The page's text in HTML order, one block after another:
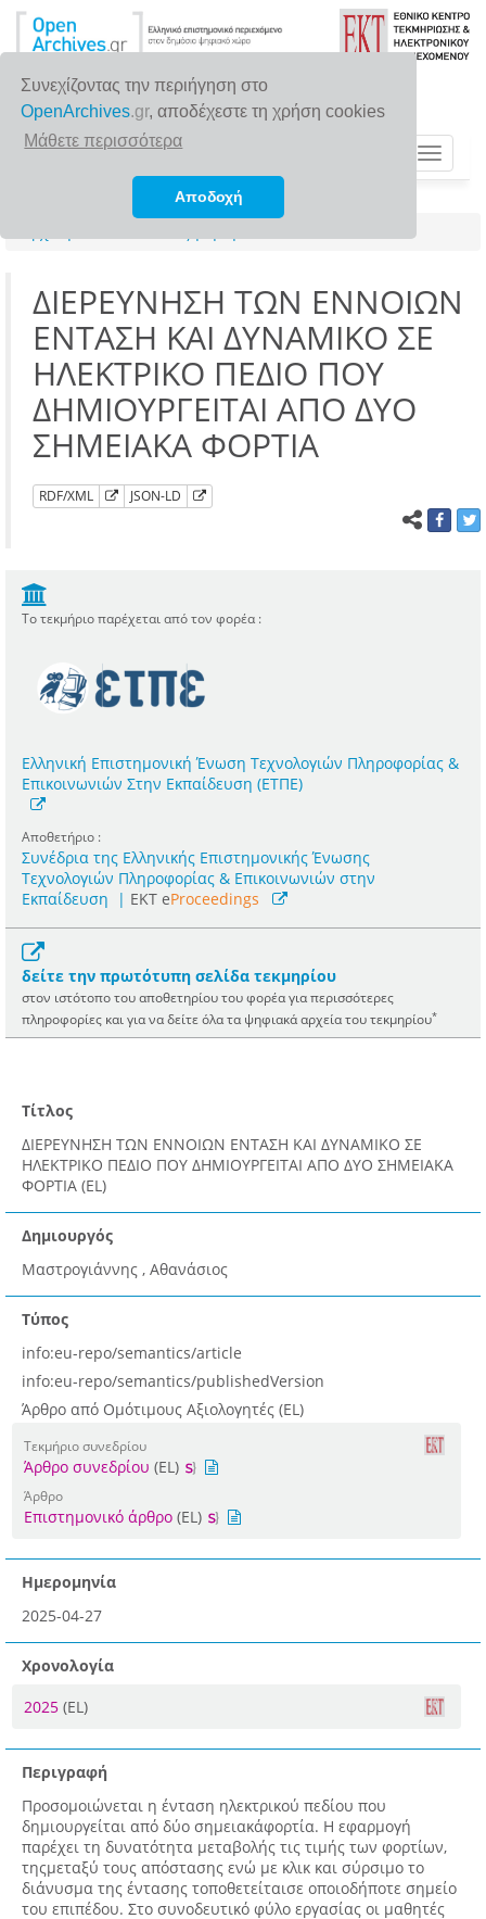
Συνεχίζοντας την περιήγηση στο
OpenArchives.gr, αποδέχεστε τη χρήση cookies
Μάθετε περισσότερα
Αποδοχή
Toggle
ΔΙΕΡΕΥΝΗΣΗ ΤΩΝ ΕΝΝΟΙΩΝ
ΕΝΤΑΣΗ ΚΑΙ ΔΥΝΑΜΙΚΟ ΣΕ
ΗΛΕΚΤΡΙΚΟ ΠΕΔΙΟ ΠΟΥ
ΔΗΜΙΟΥΡΓΕΙΤΑΙ ΑΠΟ ΔΥΟ
ΣΗΜΕΙΑΚΑ ΦΟΡΤΙΑ
RDF/XML JSON-LD
Το τεκμήριο παρέχεται από τον φορέα :
Ελληνική Επιστημονική Ένωση Τεχνολογιών Πληροφορίας &
Επικοινωνιών Στην Εκπαίδευση (ΕΤΠΕ)
Αποθετήριο :
Συνέδρια της Ελληνικής Επιστημονικής Ένωσης
Τεχνολογιών Πληροφορίας & Επικοινωνιών στην
Εκπαίδευση
| ΕΚΤ eProceedings
δείτε την πρωτότυπη σελίδα τεκμηρίου
στον ιστότοπο του αποθετηρίου του φορέα για περισσότερες
πληροφορίες και για να δείτε όλα τα ψηφιακά αρχεία του τεκμηρίου*
Τίτλος
ΔΙΕΡΕΥΝΗΣΗ ΤΩΝ ΕΝΝΟΙΩΝ ΕΝΤΑΣΗ ΚΑΙ ΔΥΝΑΜΙΚΟ ΣΕ
ΗΛΕΚΤΡΙΚΟ ΠΕΔΙΟ ΠΟΥ ΔΗΜΙΟΥΡΓΕΙΤΑΙ ΑΠΟ ΔΥΟ ΣΗΜΕΙΑΚΑ
ΦΟΡΤΙΑ (EL)
Δημιουργός
Μαστρογιάννης , Αθανάσιος
Τύπος
info:eu-repo/semantics/article
info:eu-repo/semantics/publishedVersion
Άρθρο από Ομότιμους Αξιολογητές (EL)
Τεκμήριο συνεδρίου
Άρθρο συνεδρίου (EL)
Άρθρο
Επιστημονικό άρθρο (EL)
Ημερομηνία
2025-04-27
Χρονολογία
2025 (EL)
Περιγραφή
Προσομοιώνεται η ένταση ηλεκτρικού πεδίου που
δημιουργείται από δύο σημειακάφορτία. Η εφαρμογή
παρέχει τη δυνατότητα μεταβολής τις τιμής των φορτίων,
τηςμεταξύ τους απόστασης ενώ με κλικ και σύρσιμο το
διάνυσμα της έντασης τοποθετείταισε οποιοδήποτε σημείο
του επιπέδου. Στο συνοδευτικό φύλο εργασίας οι μαθητές